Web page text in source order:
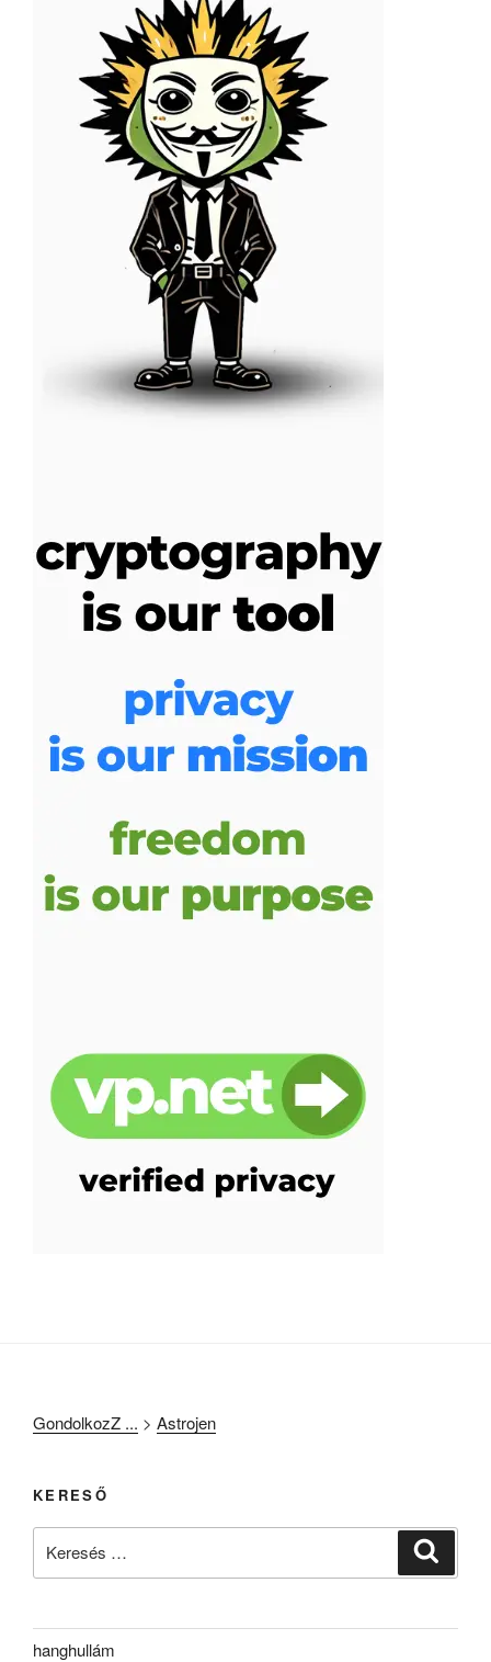
GondolkozZ ... > Astrojen
KERESŐ
hanghullám